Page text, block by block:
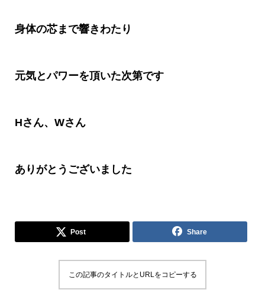
身体の芯まで響きわたり
元気とパワーを頂いた次第です
Hさん、 Wさん
ありがとうございました
Post Share
この記事のタイトルとURLをコピーする